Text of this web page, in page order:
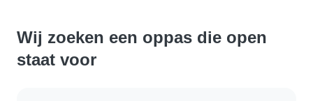
Wij zoeken een oppas die open
staat voor